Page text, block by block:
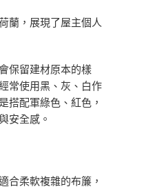
蘭，展現了屋主個人
保留建材原本的樣
常使用黑、灰、白作
搭配軍綠色、紅色，
安全感。
合柔軟複雜的布簾，